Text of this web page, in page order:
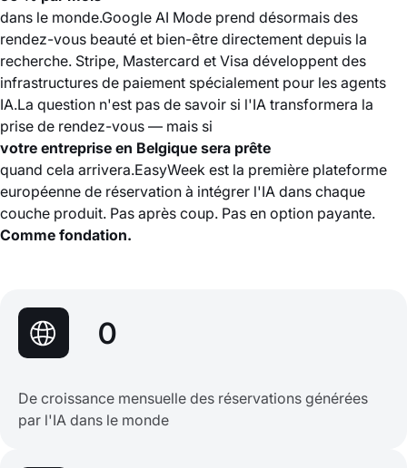
dans le monde.Google AI Mode prend désormais des
rendez-vous beauté et bien-être directement depuis la
recherche. Stripe, Mastercard et Visa développent des
infrastructures de paiement spécialement pour les agents
IA.La question n'est pas de savoir si l'IA transformera la
prise de rendez-vous — mais si
votre entreprise en Belgique sera prête
quand cela arrivera.EasyWeek est la première plateforme
européenne de réservation à intégrer l'IA dans chaque
couche produit. Pas après coup. Pas en option payante.
Comme fondation.
0
De croissance mensuelle des réservations générées
par l'IA dans le monde